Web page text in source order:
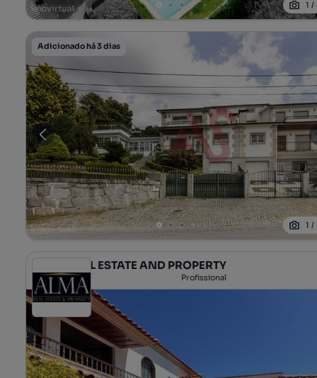
1 /
Adicionado há 3 dias
1 /
ALMA REAL ESTATE AND PROPERTY
Profissional